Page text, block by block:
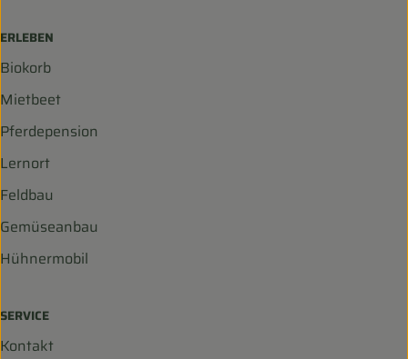
ERLEBEN
Biokorb
Mietbeet
Pferdepension
Lernort
Feldbau
Gemüseanbau
Hühnermobil
SERVICE
Kontakt